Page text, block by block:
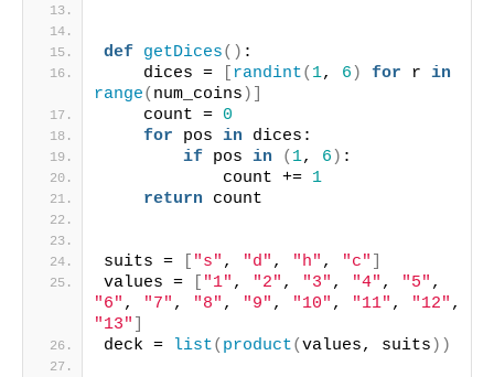
def getDices() :
    dices =
randint( 1, 6 ) for r in
range( num_coins )]
    count =
0
for pos in dices:
if pos in ( 1, 6 ) :
            count +=
1
return count
suits = "s" , "d" , "h" , "c"
values =
"1" , "2" , "3" , "4" , "5"
"6" , "7" , "8" , "9" , "10" , "11" , "12"
"13"
deck =
list( product(values, suits ))